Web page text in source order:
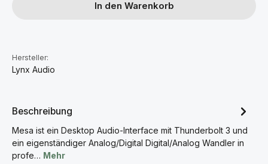
In den Warenkorb
Hersteller:
Lynx Audio
Beschreibung
Mesa ist ein Desktop Audio-Interface mit Thunderbolt 3 und
ein eigenständiger Analog/Digital Digital/Analog Wandler in
profe… Mehr